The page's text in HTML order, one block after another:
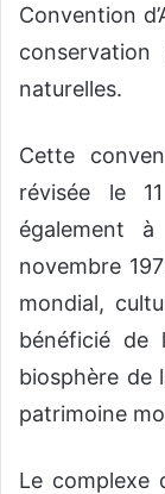
Convention
naturelles.
Cette
révisée le
également
novembre
mondial,
bénéficié de
biosphère de
patrimoine
Le complexe